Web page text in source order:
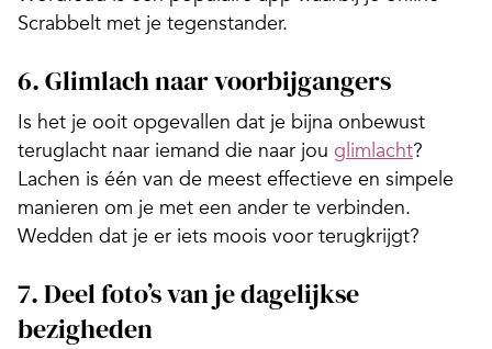
Scrabbelt met je tegenstander.
6. Glimlach naar voorbijgangers
Is het je ooit opgevallen dat je bijna onbewust
teruglacht naar iemand die naar jou glimlacht?
Lachen is één van de meest effectieve en simpele
manieren om je met een ander te verbinden.
Wedden dat je er iets moois voor terugkrijgt?
7. Deel foto’s van je dagelijkse
bezigheden